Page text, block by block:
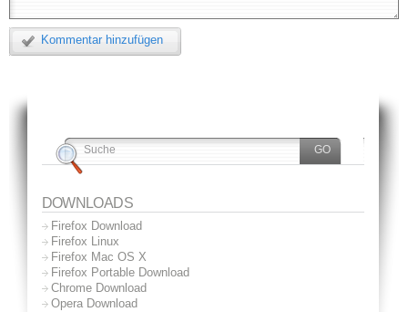
Kommentar hinzufügen
DOWNLOADS
Firefox Download
Firefox Linux
Firefox Mac OS X
Firefox Portable Download
Chrome Download
Opera Download